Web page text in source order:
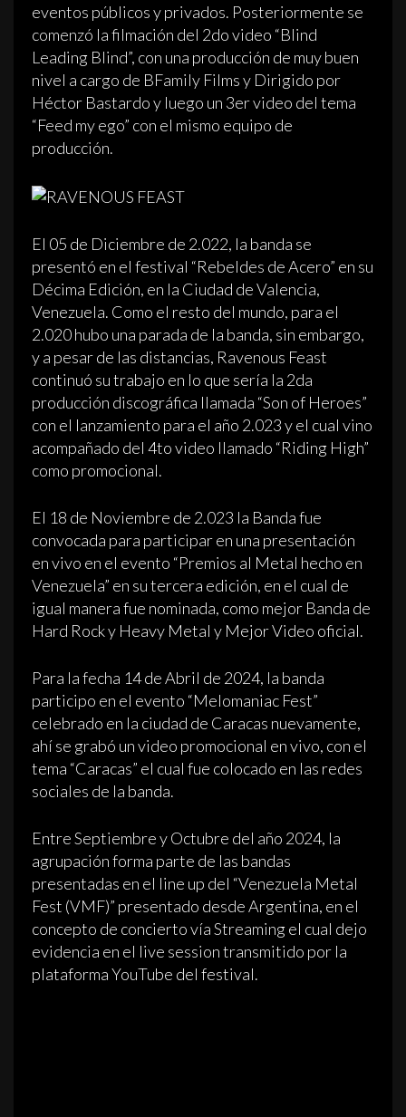
eventos públicos y privados. Posteriormente se
comenzó la filmación del 2do video “Blind
Leading Blind”, con una producción de muy buen
nivel a cargo de BFamily Films y Dirigido por
Héctor Bastardo y luego un 3er video del tema
“Feed my ego” con el mismo equipo de
producción.
El 05 de Diciembre de 2.022, la banda se
presentó en el festival “Rebeldes de Acero” en su
Décima Edición, en la Ciudad de Valencia,
Venezuela. Como el resto del mundo, para el
2.020 hubo una parada de la banda, sin embargo,
y a pesar de las distancias, Ravenous Feast
continuó su trabajo en lo que sería la 2da
producción discográfica llamada “Son of Heroes”
con el lanzamiento para el año 2.023 y el cual vino
acompañado del 4to video llamado “Riding High”
como promocional.
El 18 de Noviembre de 2.023 la Banda fue
convocada para participar en una presentación
en vivo en el evento “Premios al Metal hecho en
Venezuela” en su tercera edición, en el cual de
igual manera fue nominada, como mejor Banda de
Hard Rock y Heavy Metal y Mejor Video oficial.
Para la fecha 14 de Abril de 2024, la banda
participo en el evento “Melomaniac Fest”
celebrado en la ciudad de Caracas nuevamente,
ahí se grabó un video promocional en vivo, con el
tema “Caracas” el cual fue colocado en las redes
sociales de la banda.
Entre Septiembre y Octubre del año 2024, la
agrupación forma parte de las bandas
presentadas en el line up del “Venezuela Metal
Fest (VMF)” presentado desde Argentina, en el
concepto de concierto vía Streaming el cual dejo
evidencia en el live session transmitido por la
plataforma YouTube del festival.